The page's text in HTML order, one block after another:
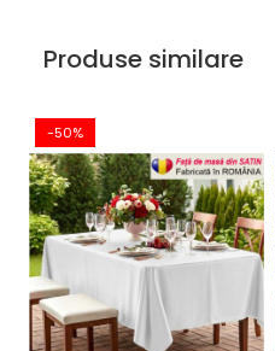
Produse similare
-50%